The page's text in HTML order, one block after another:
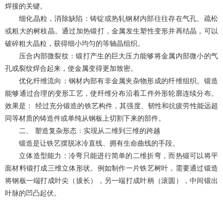
焊接的关键。
细化晶粒，消除缺陷：铸锭或热轧钢材内部往往存在气孔、疏松
或粗大的树枝晶。通过加热锻打，金属发生塑性变形并再结晶，可以
破碎粗大晶粒，获得细小均匀的等轴晶组织。
压合内部微裂纹：锻打产生的巨大压力能够将金属内部微小的气
孔或裂纹焊合起来，使金属变得更加致密。
优化纤维流向：钢材内部有非金属夹杂物形成的纤维组织。锻造
能够通过合理的变形工艺，使纤维分布沿着工件外形轮廓连续分布。
效果是： 经过充分锻造的铁艺构件，其强度、韧性和抗疲劳性能远超
同等材质的铸造件或单纯从钢板上切割下来的部件。
二、 塑造复杂形态：实现从二维到三维的跨越
锻造是让铁艺摆脱冰冷直线、拥有生命曲线的手段。
立体造型能力：冷弯只能进行简单的二维折弯，而热锻可以将平
面材料锻打成三维立体形状。例如制作一片铁艺树叶，需要通过锻造
将钢板一端打成叶尖（拔长），另一端打成叶柄（滚圆），中间锻出
叶脉的凹凸起伏。